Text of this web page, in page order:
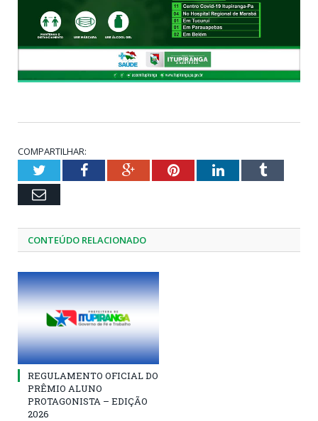
COMPARTILHAR:
TwitterFacebookGoogle+PinterestLinkedInTumblr
Email
CONTEÚDO RELACIONADO
REGULAMENTO OFICIAL DO
PRÊMIO ALUNO
PROTAGONISTA – EDIÇÃO
2026